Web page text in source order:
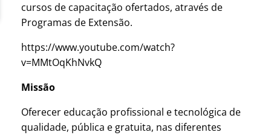
cursos de capacitação ofertados, através de
Programas de Extensão.
https://www.youtube.com/watch?
v=MMtOqKhNvkQ
Missão
Oferecer educação profissional e tecnológica de
qualidade, pública e gratuita, nas diferentes